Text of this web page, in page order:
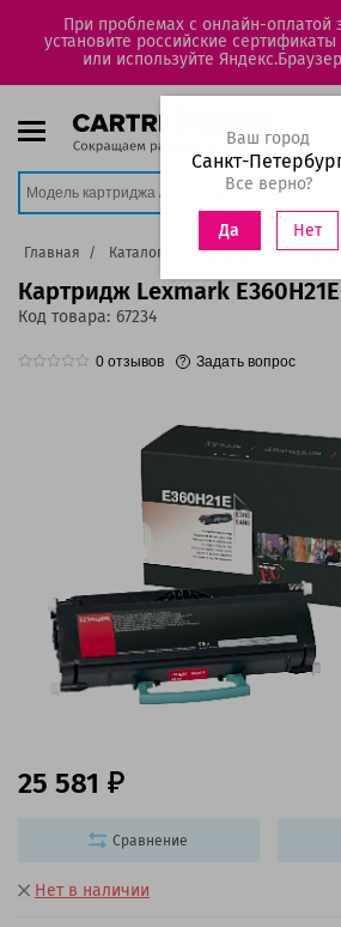
При проблемах с онлайн-оплатой
установите российские
или используйте
Ваш город
Санкт-
Все верно?
Да Нет
Главная Каталог Картриджи
Картридж Lexmark E360H21E
Код товара: 67234
0 отзывов Задать вопрос
Нет в наличии
25 581
Сравнение